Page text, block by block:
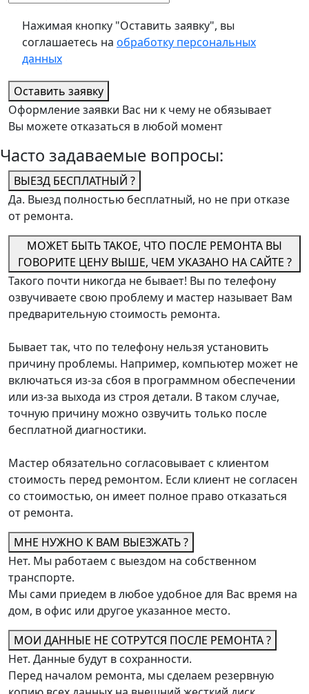
Нажимая кнопку "Оставить заявку", вы
соглашаетесь на обработку персональных
данных
Оставить заявку
Оформление заявки Вас ни к чему не обязывает
Вы можете отказаться в любой момент
Часто задаваемые вопросы:
ВЫЕЗД БЕСПЛАТНЫЙ ?
Да. Выезд полностью бесплатный, но не при отказе
от ремонта.
МОЖЕТ БЫТЬ ТАКОЕ, ЧТО ПОСЛЕ РЕМОНТА ВЫ
ГОВОРИТЕ ЦЕНУ ВЫШЕ, ЧЕМ УКАЗАНО НА САЙТЕ ?
Такого почти никогда не бывает! Вы по телефону
озвучиваете свою проблему и мастер называет Вам
предварительную стоимость ремонта.
Бывает так, что по телефону нельзя установить
причину проблемы. Например, компьютер может не
включаться из-за сбоя в программном обеспечении
или из-за выхода из строя детали. В таком случае,
точную причину можно озвучить только после
бесплатной диагностики.
Мастер обязательно согласовывает с клиентом
стоимость перед ремонтом. Если клиент не согласен
со стоимостью, он имеет полное право отказаться
от ремонта.
МНЕ НУЖНО К ВАМ ВЫЕЗЖАТЬ ?
Нет. Мы работаем с выездом на собственном
транспорте.
Мы сами приедем в любое удобное для Вас время на
дом, в офис или другое указанное место.
МОИ ДАННЫЕ НЕ СОТРУТСЯ ПОСЛЕ РЕМОНТА ?
Нет. Данные будут в сохранности.
Перед началом ремонта, мы сделаем резервную